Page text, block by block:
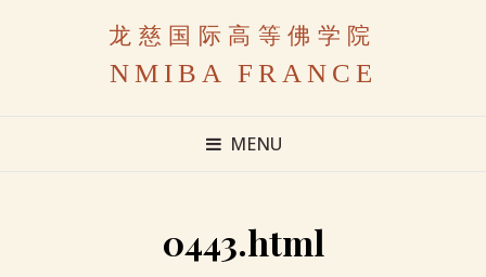
龙慈国际高等佛学院
NMIBA FRANCE
MENU
0443.html